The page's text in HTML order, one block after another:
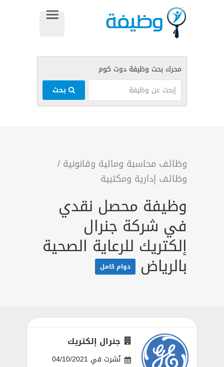
وظائف محاسبة ومالية وقانونية /
وظائف إدارية ومكتبية
وظيفة محصل نقدي
في شركة جنرال
إلكتريك للرعاية الصحية
بالرياض دوام كامل
جنرال إلكتريك
نُشرت في 04/10/2021